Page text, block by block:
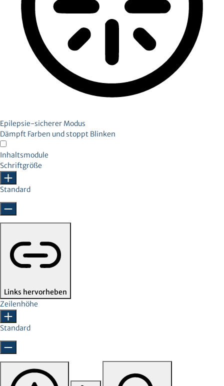
Epilepsie-sicherer Modus
Dämpft Farben und stoppt Blinken
Inhaltsmodule
Schriftgröße
Standard
Links hervorheben
Zeilenhöhe
Standard